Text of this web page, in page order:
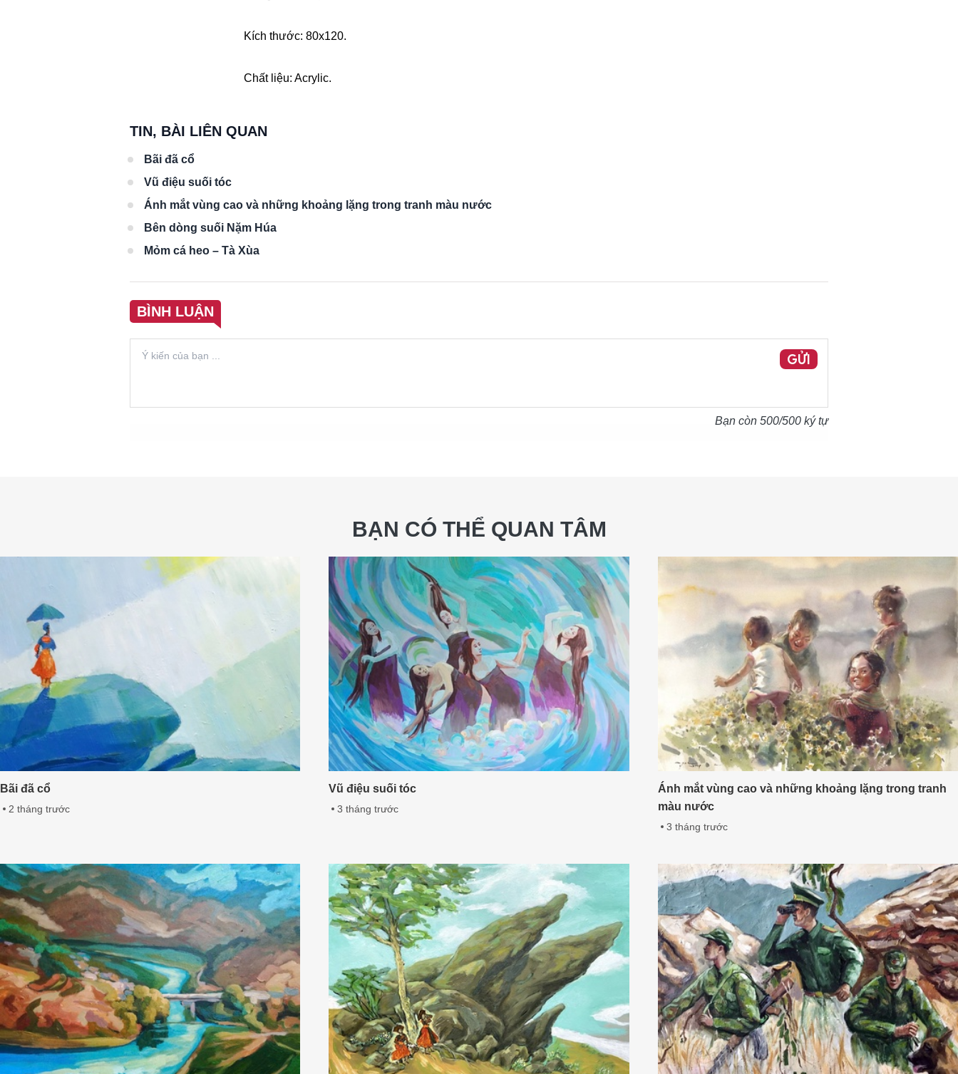
Kích thước: 80x120.
Chất liệu: Acrylic.
TIN, BÀI LIÊN QUAN
Bãi đã cổ
Vũ điệu suối tóc
Ánh mắt vùng cao và những khoảng lặng trong tranh màu nước
Bên dòng suối Nặm Húa
Mỏm cá heo – Tà Xùa
BÌNH LUẬN
GỬI
Bạn còn 500/500 ký tự
BẠN CÓ THỂ QUAN TÂM
Bãi đã cổ
2 tháng trước
Vũ điệu suối tóc
3 tháng trước
Ánh mắt vùng cao và những khoảng lặng trong tranh
màu nước
3 tháng trước